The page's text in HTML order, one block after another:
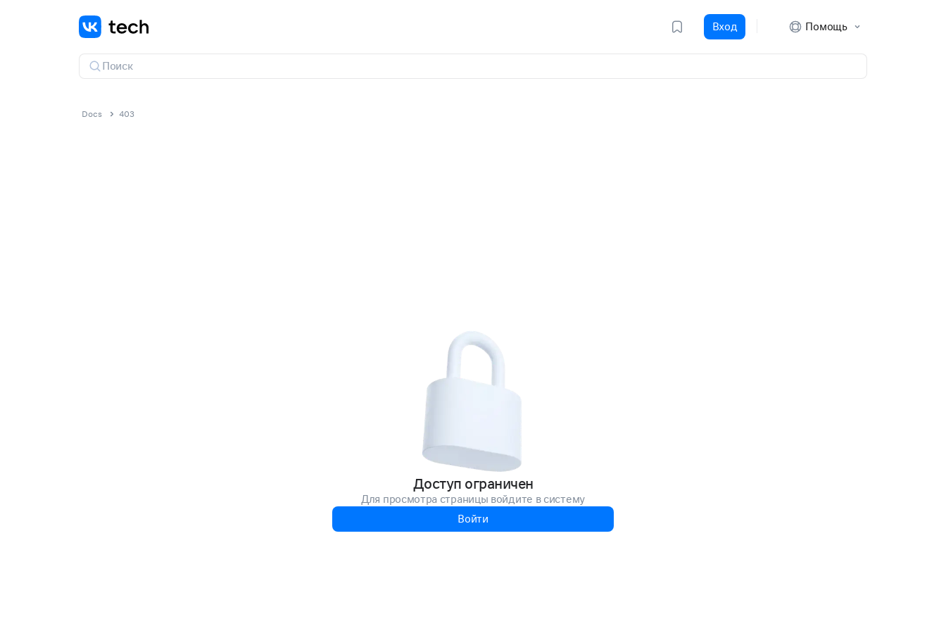
Вход Помощь
Docs 403
Доступ ограничен
Для просмотра страницы войдите в систему
Войти